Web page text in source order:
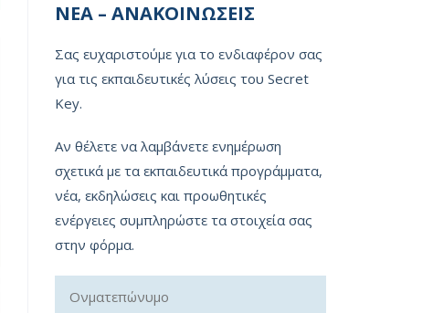
ΝΕΑ – ΑΝΑΚΟΙΝΩΣΕΙΣ
Σας ευχαριστούμε για το ενδιαφέρον σας
για τις εκπαιδευτικές λύσεις του Secret
Key.
Αν θέλετε να λαμβάνετε ενημέρωση
σχετικά με τα εκπαιδευτικά προγράμματα,
νέα, εκδηλώσεις και προωθητικές
ενέργειες συμπληρώστε τα στοιχεία σας
στην φόρμα.